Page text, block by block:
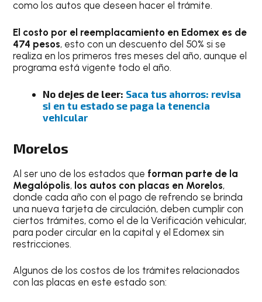
como los autos que deseen hacer el trámite.
El costo por el reemplacamiento en Edomex es de
474 pesos, esto con un descuento del 50% si se
realiza en los primeros tres meses del año, aunque el
programa está vigente todo el año.
No dejes de leer: Saca tus ahorros: revisa
si en tu estado se paga la tenencia
vehicular
Morelos
Al ser uno de los estados que forman parte de la
Megalópolis, los autos con placas en Morelos,
donde cada año con el pago de refrendo se brinda
una nueva tarjeta de circulación, deben cumplir con
ciertos trámites, como el de la Verificación vehicular,
para poder circular en la capital y el Edomex sin
restricciones.
Algunos de los costos de los trámites relacionados
con las placas en este estado son: